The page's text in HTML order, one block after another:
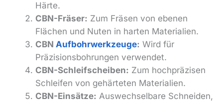
Härte.
CBN-Fräser: Zum Fräsen von ebenen
Flächen und Nuten in harten Materialien.
CBN Aufbohrwerkzeuge: Wird für
Präzisionsbohrungen verwendet.
CBN-Schleifscheiben: Zum hochpräzisen
Schleifen von gehärteten Materialien.
CBN-Einsätze: Auswechselbare Schneiden,